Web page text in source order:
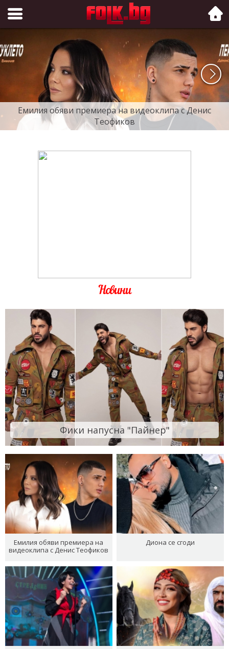
Folk.bg
Емилия обяви премиера на видеоклипа с Денис
Теофиков
Новини
Фики напусна "Пайнер"
Емилия обяви премиера на
видеоклипа с Денис Теофиков
Диона се сгоди